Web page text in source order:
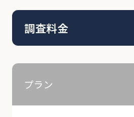
調査料金
プラン